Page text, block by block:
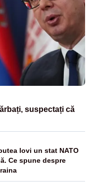
suspectați că
lovi un stat NATO
Ce spune despre